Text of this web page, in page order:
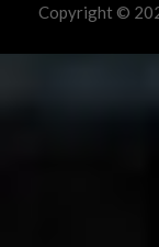
Copyright ©